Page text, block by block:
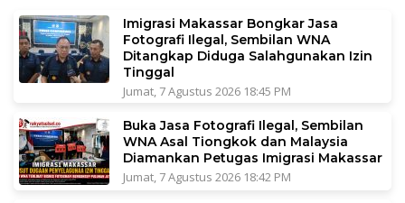
Imigrasi Makassar Bongkar Jasa
Fotografi Ilegal, Sembilan WNA
Ditangkap Diduga Salahgunakan Izin
Tinggal
Jumat, 7 Agustus 2026 18:45 PM
Buka Jasa Fotografi Ilegal, Sembilan
WNA Asal Tiongkok dan Malaysia
Diamankan Petugas Imigrasi Makassar
Jumat, 7 Agustus 2026 18:42 PM